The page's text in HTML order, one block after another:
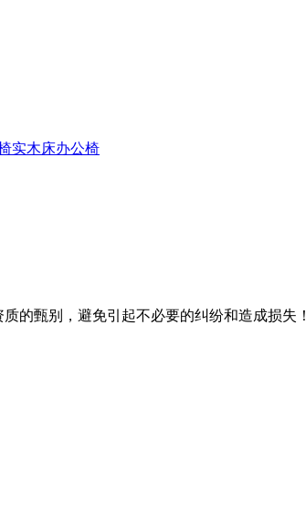
实木床办公椅
的甄别，避免引起不必要的纠纷和造成损失！